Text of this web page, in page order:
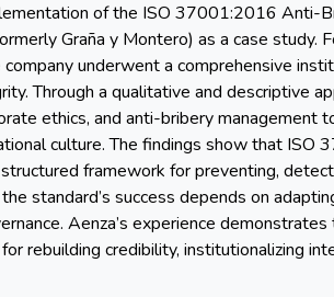
of the ISO 37001:2016 Anti-
Graña y Montero) as a case study.
underwent a comprehensive
Through a qualitative and descriptive
ethics, and anti-bribery
culture. The findings show that ISO
framework for preventing,
standard’s success depends on
Aenza’s experience
rebuilding credibility, institutionalizing